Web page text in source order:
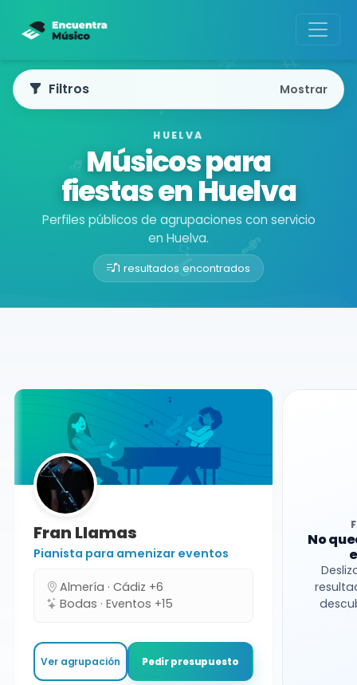
HUELVA
Músicos para
fiestas en Huelva
Perfiles públicos de agrupaciones con servicio
en Huelva.
1 resultados encontrados
Buscador de músicos
Filtros Mostrar
Fran Llamas
Pianista para amenizar eventos
Almería · Cádiz +6
Bodas · Eventos +15
Ver agrupación Pedir presupuesto
No